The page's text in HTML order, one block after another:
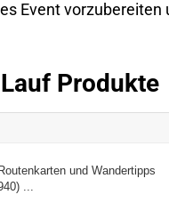
Event vorzubereiten
Produkte
und Wandertipps
...